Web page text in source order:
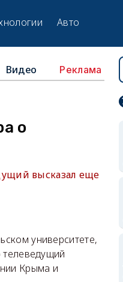
Авто
Видео Реклама
о
высказал еще
университете,
телеведущий
Крыма и